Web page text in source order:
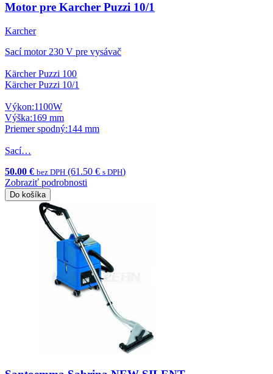
Motor pre Karcher Puzzi 10/1
Karcher
Sací motor 230 V pre vysávač
Kärcher Puzzi 100
Kärcher Puzzi 10/1
Výkon:1100W
Výška:169 mm
Priemer spodný:144 mm
Sací…
50.00 € bez DPH (61.50 € s DPH)
Zobraziť podrobnosti
Do košíka